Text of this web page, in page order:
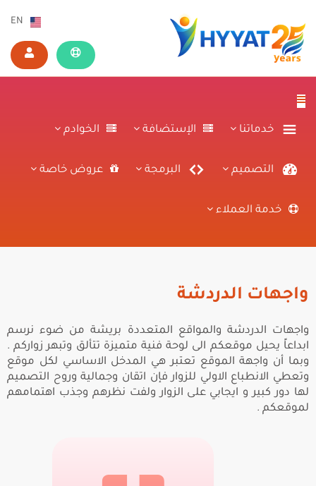
EN
خدماتنا الإستضافة الخوادم
التصميم البرمجة عروض خاصة
خدمة العملاء
واجهات الدردشة
واجهات الدردشة والمواقع المتعددة بريشة من ضوء نرسم
ابداعاً يحيل موقعكم الى لوحة فنية متميزة تتألق وتبهر زواركم .
وبما أن واجهة الموقع تعتبر هي المدخل الاساسي لكل موقع
وتعطي الانطباع الاولي للزوار فإن اتقان وجمالية وروح التصميم
لها دور كبير و ايجابي على الزوار ولفت نظرهم وجذب اهتمامهم
لموقعكم .